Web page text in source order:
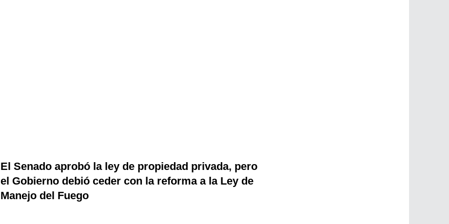
El Senado aprobó la ley de propiedad privada, pero
el Gobierno debió ceder con la reforma a la Ley de
Manejo del Fuego